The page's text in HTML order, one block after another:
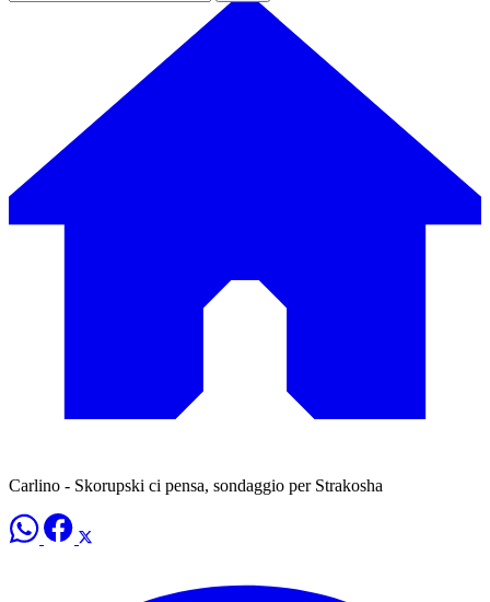
Carlino - Skorupski ci pensa, sondaggio per Strakosha